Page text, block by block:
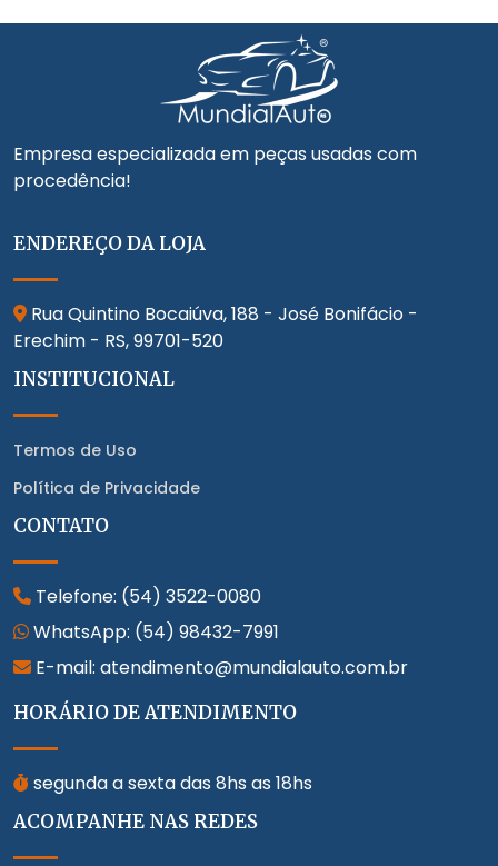
Empresa especializada em peças usadas com
procedência!
ENDEREÇO DA LOJA
Rua Quintino Bocaiúva, 188 - José Bonifácio -
Erechim - RS,99701-520
INSTITUCIONAL
Termos de Uso
Política de Privacidade
CONTATO
Telefone: (54) 3522-0080
WhatsApp: (54) 98432-7991
E-mail: atendimento@mundialauto.com.br
HORÁRIO DE ATENDIMENTO
segunda a sexta das 8hs as 18hs
ACOMPANHE NAS REDES